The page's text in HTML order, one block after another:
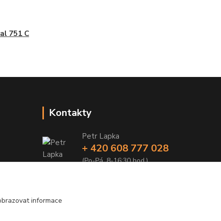
751 C
Kontakty
Petr Lapka
+ 420 608 777 028
(Po-Pá, 8-16:30 hod.)
informace